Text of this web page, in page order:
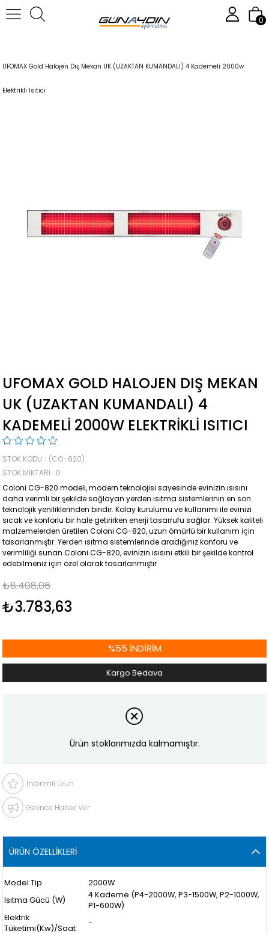
0
UFOMAX Gold Halojen Dış Mekan UK (UZAKTAN KUMANDALI) 4 Kademeli 2000w
Elektrikli Isıtıcı
UFOMAX GOLD HALOJEN DIŞ MEKAN
UK (UZAKTAN KUMANDALI) 4
KADEMELI 2000W ELEKTRIKLI ISITICI
STOK KODU
(CG-820)
STOK MIKTARI : 0
Coloni CG-820 modeli, modern teknolojisi sayesinde evinizin ısısını
daha verimli bir şekilde sağlayan yerden ısıtma sistemlerinin en son
teknolojik yeniliklerinden biridir. Kolay kurulumu ve kullanımı ile evinizi
sıcak ve konforlu bir hale getirirken enerji tasarrufu sağlar. Yüksek kaliteli
malzemelerden üretilen Coloni CG-820, uzun ömürlü bir kullanım için
tasarlanmıştır. Yerden ısıtma sistemlerinde aradığınız konforu ve
verimliliği sunan Coloni CG-820, evinizin ısısını etkili bir şekilde kontrol
edebilmeniz için özel olarak tasarlanmıştır
₺8.408,06
₺3.783,63
%55 İNDIRIM
Kargo Bedava
Ürün stoklarımızda kalmamıştır.
İndirimli Ürün
Gelince Haber Ver
ÜRÜN ÖZELLIKLERI
Model Tip
2000W
Isıtma Gücü (W)
4 Kademe (P4-2000W, P3-1500W, P2-1000W,
P1-600W)
Elektrik
Tüketimi(Kw)/Saat
-